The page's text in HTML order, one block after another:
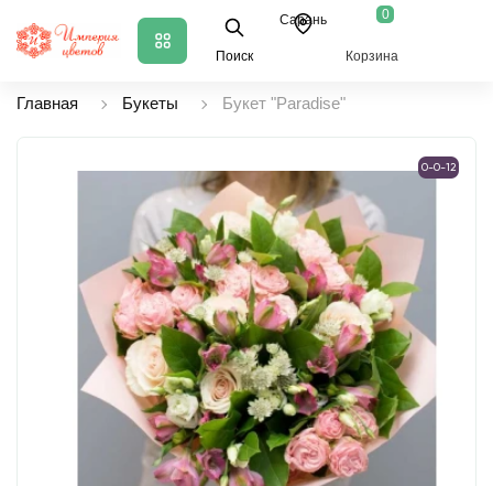
Поиск
Сарань 0
Корзина
Главная Букеты Букет "Paradise"
0-0-12